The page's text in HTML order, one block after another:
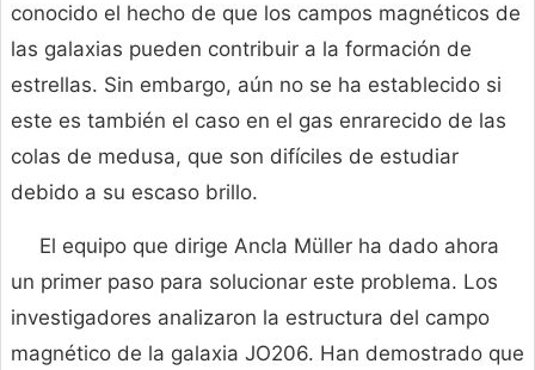
conocido el hecho de que los campos magnéticos de
las galaxias pueden contribuir a la formación de
estrellas. Sin embargo, aún no se ha establecido si
este es también el caso en el gas enrarecido de las
colas de medusa, que son difíciles de estudiar
debido a su escaso brillo.
El equipo que dirige Ancla Müller ha dado ahora
un primer paso para solucionar este problema. Los
investigadores analizaron la estructura del campo
magnético de la galaxia JO206. Han demostrado que